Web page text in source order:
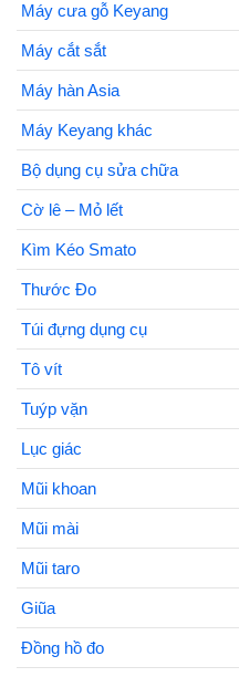
Máy cưa gỗ Keyang
Máy cắt sắt
Máy hàn Asia
Máy Keyang khác
Bộ dụng cụ sửa chữa
Cờ lê – Mỏ lết
Kìm Kéo Smato
Thước Đo
Túi đựng dụng cụ
Tô vít
Tuýp vặn
Lục giác
Mũi khoan
Mũi mài
Mũi taro
Giũa
Đồng hồ đo